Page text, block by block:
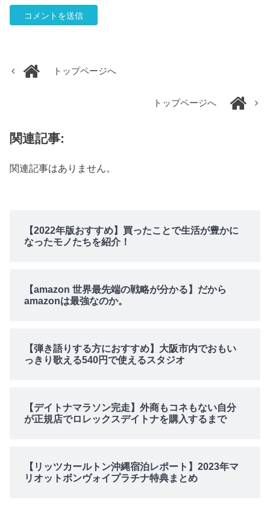
トップページへ
トップページへ
関連記事:
関連記事はありません。
【2022年版おすすめ】買ったことで生活が豊かに
なったモノたちを紹介！
【amazon 世界最先端の戦略が分かる】だから
amazonは最強なのか。
【弾き語りする方におすすめ】大阪市内でおもい
っきり歌える540円で使えるスタジオ
【デイトナマラソン完走】外商もコネもない自分
が正規店でロレックスデイトナを購入するまで
【リッツカールトン沖縄宿泊レポート】2023年マ
リオットボンヴォイプラチナ特典まとめ